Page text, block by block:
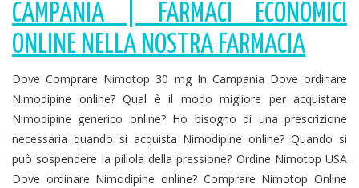
CAMPANIA | FARMACI ECONOMICI
ONLINE NELLA NOSTRA FARMACIA
Dove Comprare Nimotop 30 mg In Campania Dove ordinare
Nimodipine online? Qual è il modo migliore per acquistare
Nimodipine generico online? Ho bisogno di una prescrizione
necessaria quando si acquista Nimodipine online? Quando si
può sospendere la pillola della pressione? Ordine Nimotop USA
Dove ordinare Nimodipine online? Comprare Nimotop Online